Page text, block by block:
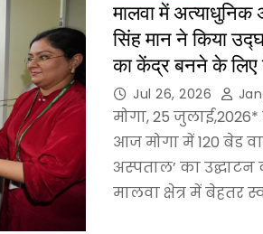
मालवा में
सिंह मान ने किया
का केंद्र बनने के लिए
Jul 26, 2026
मोगा, 25
आज मोगा में 120 बेड
अस्पताल’ का
मालवा क्षेत्र में बेहतर